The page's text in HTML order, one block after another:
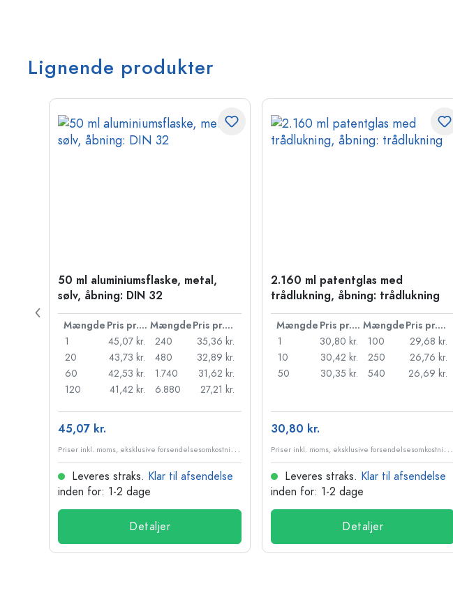
Lignende produkter
50 ml aluminiumsflaske, metal,
sølv, åbning: DIN 32
Mængde Pris pr. stk. Mængde
Pris pr. stk.
1
45,07 kr.
20
43,73 kr.
60
42,53 kr.
120
41,42 kr.
240
35,36 kr.
480
32,89 kr.
1.740
31,62 kr.
6.880
27,21 kr.
45,07 kr.
P
riser inkl. moms, eksklusive forsendelsesomkostninger
Leveres straks. Klar til afsendelse
inden for: 1-2 dage
Detaljer
2.160 ml patentglas med
trådlukning, åbning: trådlukning
Mængde Pris pr. stk. Mængde
Pris pr. stk.
1
30,80 kr.
10
30,42 kr.
50
30,35 kr.
100
29,68 kr.
250
26,76 kr.
540
26,69 kr.
30,80 kr.
P
riser inkl. moms, eksklusive forsendelsesomkostninger
Leveres straks. Klar til afsendelse
inden for: 1-2 dage
Detaljer